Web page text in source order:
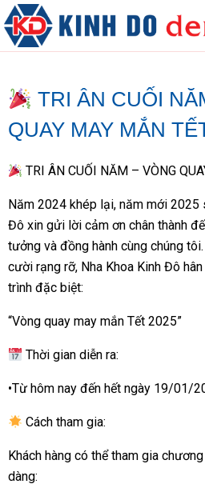
TRI ÂN CUỐI
QUAY MAY MẮN
TRI ÂN CUỐI NĂM – VÒNG
Năm 2024 khép lại, năm mới 2025
Đô xin gửi lời cảm ơn chân thành
tưởng và đồng hành cùng chúng
cười rạng rỡ, Nha Khoa Kinh Đô
trình đặc biệt:
“Vòng quay may mắn Tết 2025”
Thời gian diễn ra:
•Từ hôm nay đến hết ngày 19/01/
Cách tham gia:
Khách hàng có thể tham gia
dàng: